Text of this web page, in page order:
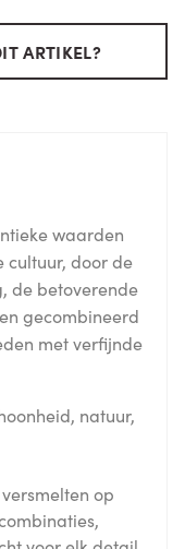
ARTIKEL?
waarden
door de
de betoverende
gecombineerd
met verfijnde
natuur,
op